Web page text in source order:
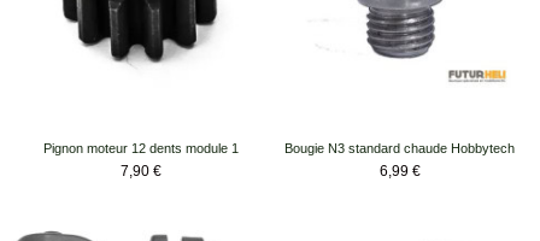
Pignon moteur 12 dents module 1
Prix
7,90 €
Bougie N3 standard chaude Hobbytech
Prix
6,99 €